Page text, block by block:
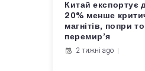
Китай експортує
20% менше
магнітів, попри
перемир’я
2 тижні ago